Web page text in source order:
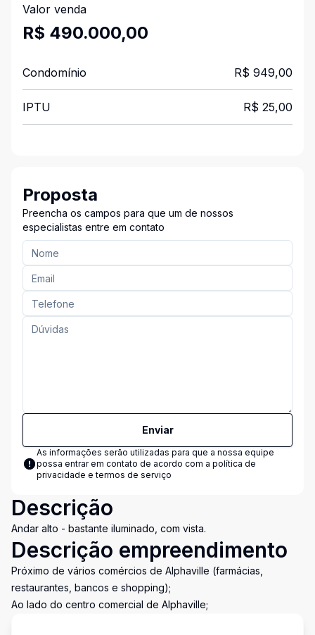
Valor venda
R$ 490.000,00
Condomínio R$ 949,00
IPTU R$ 25,00
Proposta
Preencha os campos para que um de nossos
especialistas entre em contato
Enviar
As informações serão utilizadas para que a nossa equipe
possa entrar em contato de acordo com a política de
privacidade e termos de serviço
Descrição
Andar alto - bastante iluminado, com vista.
Descrição empreendimento
Próximo de vários comércios de Alphaville (farmácias,
restaurantes, bancos e shopping);
Ao lado do centro comercial de Alphaville;